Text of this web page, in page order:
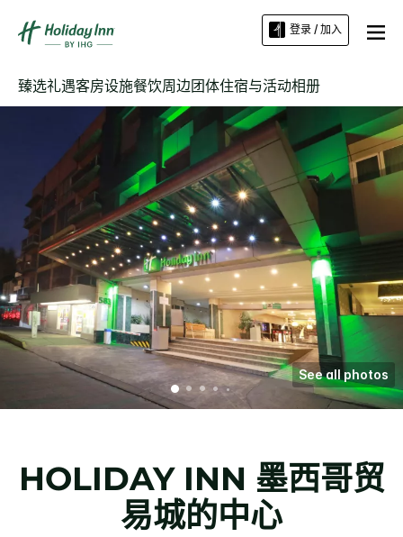
登录 / 加入
臻选礼遇客房设施餐饮周边团体住宿与活动相册
See all photos
HOLIDAY INN 墨西哥贸
易城的中心